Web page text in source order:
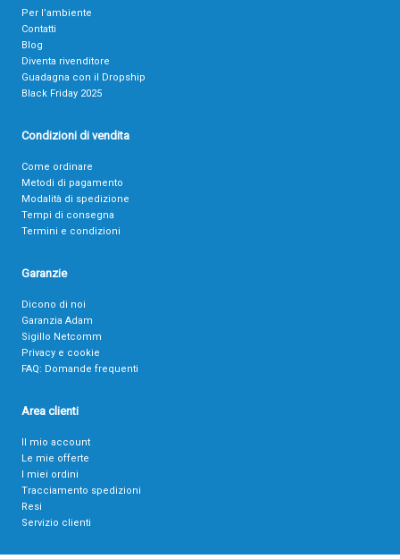
Per l’ambiente
Contatti
Blog
Diventa rivenditore
Guadagna con il Dropship
Black Friday 2025
Condizioni di vendita
Come ordinare
Metodi di pagamento
Modalità di spedizione
Tempi di consegna
Termini e condizioni
Garanzie
Dicono di noi
Garanzia Adam
Sigillo Netcomm
Privacy e cookie
FAQ: Domande frequenti
Area clienti
Il mio account
Le mie offerte
I miei ordini
Tracciamento spedizioni
Resi
Servizio clienti